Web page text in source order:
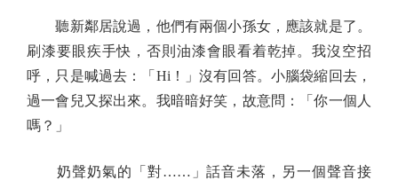
聽新鄰居說過，他們有兩個小孫女，應該就是了。
刷漆要眼疾手快，否則油漆會眼看着乾掉。我沒空招
呼，只是喊過去：「Hi！」沒有回答。小腦袋縮回去，
過一會兒又探出來。我暗暗好笑，故意問：「你一個人
嗎？」
奶聲奶氣的「對……」話音未落，另一個聲音接